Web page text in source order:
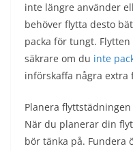
inte längre använder
behöver flytta desto
packa för tungt.
säkrare om du inte
införskaffa några extra
Planera flyttstädningen
När du planerar din
bör tänka på. Fundera